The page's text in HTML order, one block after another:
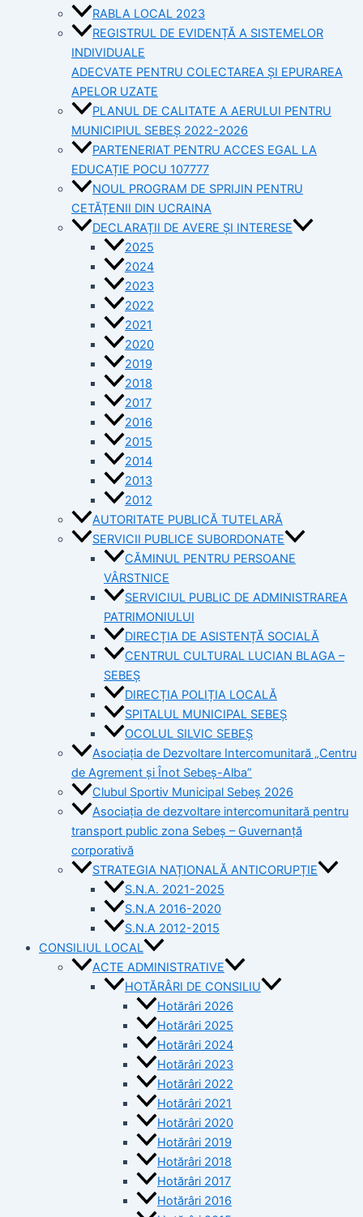
RABLA LOCAL 2023
REGISTRUL DE EVIDENȚĂ A SISTEMELOR
INDIVIDUALE
ADECVATE PENTRU COLECTAREA ȘI EPURAREA
APELOR UZATE
PLANUL DE CALITATE A AERULUI PENTRU
MUNICIPIUL SEBEȘ 2022-2026
PARTENERIAT PENTRU ACCES EGAL LA
EDUCAȚIE POCU 107777
NOUL PROGRAM DE SPRIJIN PENTRU
CETĂȚENII DIN UCRAINA
DECLARAȚII DE AVERE ȘI INTERESE
2025
2024
2023
2022
2021
2020
2019
2018
2017
2016
2015
2014
2013
2012
AUTORITATE PUBLICĂ TUTELARĂ
SERVICII PUBLICE SUBORDONATE
CĂMINUL PENTRU PERSOANE
VÂRSTNICE
SERVICIUL PUBLIC DE ADMINISTRAREA
PATRIMONIULUI
DIRECȚIA DE ASISTENȚĂ SOCIALĂ
CENTRUL CULTURAL LUCIAN BLAGA –
SEBEȘ
DIRECȚIA POLIȚIA LOCALĂ
SPITALUL MUNICIPAL SEBEȘ
OCOLUL SILVIC SEBEȘ
Asociația de Dezvoltare Intercomunitară „Centru
de Agrement și Înot Sebeș-Alba”
Clubul Sportiv Municipal Sebeș 2026
Asociația de dezvoltare intercomunitară pentru
transport public zona Sebeș – Guvernanță
corporativă
STRATEGIA NAȚIONALĂ ANTICORUPȚIE
S.N.A. 2021-2025
S.N.A 2016-2020
S.N.A 2012-2015
CONSILIUL LOCAL
ACTE ADMINISTRATIVE
HOTĂRÂRI DE CONSILIU
Hotărâri 2026
Hotărâri 2025
Hotărâri 2024
Hotărâri 2023
Hotărâri 2022
Hotărâri 2021
Hotărâri 2020
Hotărâri 2019
Hotărâri 2018
Hotărâri 2017
Hotărâri 2016